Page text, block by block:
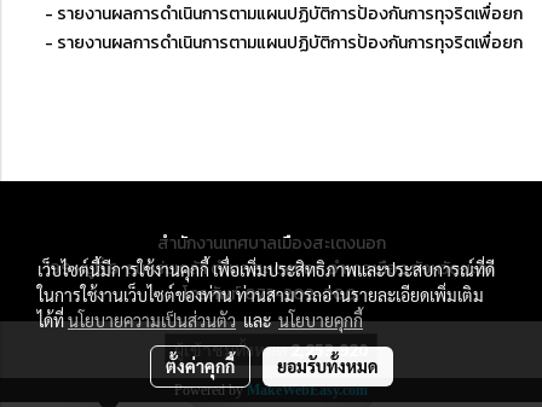
- รายงานผลการดำเนินการตามแผนปฏิบัติการป้องกันการทุจริตเพื่อยก
- รายงานผลการดำเนินการตามแผนปฏิบัติการป้องกันการทุจริตเพื่อยก
สำนักงานเทศบาลเมืองสะเตงนอก
199 หมู่ที่ 6 ถนนร่มเกล้า ตำบลสะเตงนอก อำเภอเมือง จังหวัดยะลา
โทรศัพท์ 073-202-200
ผู้เข้าชมทั้งหมด2,253,920
Powered byMakeWebEasy.com
เว็บไซต์นี้มีการใช้งานคุกกี้ เพื่อเพิ่มประสิทธิภาพและประสบการณ์ที่ดี
ในการใช้งานเว็บไซต์ของท่าน ท่านสามารถอ่านรายละเอียดเพิ่มเติม
ได้ที่นโยบายความเป็นส่วนตัวและนโยบายคุกกี้
ตั้งค่าคุกกี้ ยอมรับทั้งหมด